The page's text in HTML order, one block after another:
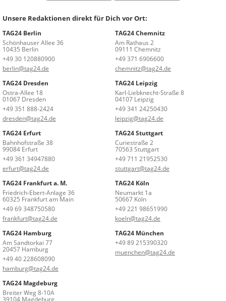
Unsere Redaktionen direkt für Dich vor Ort:
TAG24 Berlin
Schönhauser Allee 36
10435 Berlin
+49 30 120880900
berlin@tag24.de
TAG24 Chemnitz
Am Rathaus 2
09111 Chemnitz
+49 371 6906600
chemnitz@tag24.de
TAG24 Dresden
Ostra-Allee 18
01067 Dresden
+49 351 888-2424
dresden@tag24.de
TAG24 Leipzig
Karl-Liebknecht-Straße 8
04107 Leipzig
+49 341 24250430
leipzig@tag24.de
TAG24 Erfurt
Bahnhofstraße 38
99084 Erfurt
+49 361 34947880
erfurt@tag24.de
TAG24 Stuttgart
Curiestraße 2
70563 Stuttgart
+49 711 21952530
stuttgart@tag24.de
TAG24 Frankfurt a. M.
Friedrich-Ebert-Anlage 36
60325 Frankfurt am Main
+49 69 348750580
frankfurt@tag24.de
TAG24 Köln
Neumarkt 1a
50667 Köln
+49 221 98651990
koeln@tag24.de
TAG24 Hamburg
Am Sandtorkai 77
20457 Hamburg
+49 40 228608090
hamburg@tag24.de
TAG24 München
+49 89 215390320
muenchen@tag24.de
TAG24 Magdeburg
Breiter Weg 8-10A
39104 Magdeburg